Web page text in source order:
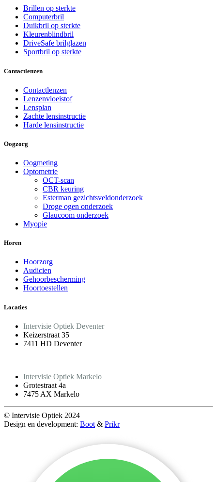
Brillen op sterkte
Computerbril
Duikbril op sterkte
Kleurenblindbril
DriveSafe brilglazen
Sportbril op sterkte
Contactlenzen
Contactlenzen
Lenzenvloeistof
Lensplan
Zachte lensinstructie
Harde lensinstructie
Oogzorg
Oogmeting
Optometrie
OCT-scan
CBR keuring
Esterman gezichtsveldonderzoek
Droge ogen onderzoek
Glaucoom onderzoek
Myopie
Horen
Hoorzorg
Audicien
Gehoorbescherming
Hoortoestellen
Locaties
Intervisie Optiek Deventer
Keizerstraat 35
7411 HD Deventer
Intervisie Optiek Markelo
Grotestraat 4a
7475 AX Markelo
© Intervisie Optiek 2024
Design en development: Boot & Prikr